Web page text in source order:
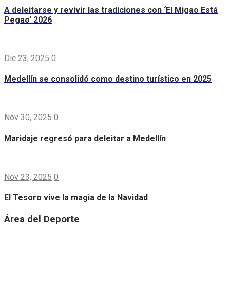
A deleitarse y revivir las tradiciones con ‘El Migao Está
Pegao’ 2026
Dic 23, 2025 0
Medellín se consolidó como destino turístico en 2025
Nov 30, 2025 0
Maridaje regresó para deleitar a Medellín
Nov 23, 2025 0
El Tesoro vive la magia de la Navidad
Área del Deporte